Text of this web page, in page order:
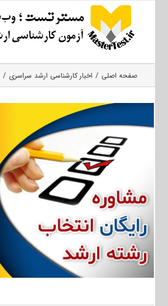
صفحه اصلی اخبار کارشناسی ارشد سراسری